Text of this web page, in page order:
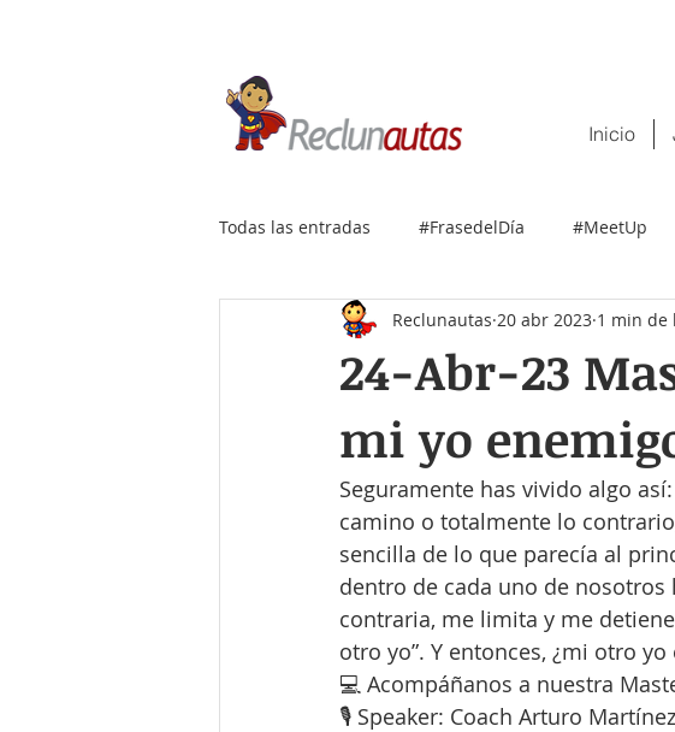
Inicio
Todas las entradas #FrasedelDía #MeetUp
24-Abr-23
mi yo
Reclunautas 20 abr 2023 1 min de
Seguramente has vivido algo
camino o totalmente lo
sencilla de lo que parecía al
dentro de cada uno de
contraria, me limita y me
otro yo”. Y entonces, ¿mi otro
💻 Acompáñanos a nuestra
🎙 Speaker: Coach Arturo